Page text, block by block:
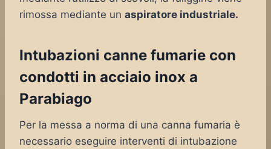
rimossa mediante un aspiratore industriale.
Intubazioni canne fumarie con
condotti in acciaio inox a
Parabiago
Per la messa a norma di una canna fumaria è
necessario eseguire interventi di intubazione